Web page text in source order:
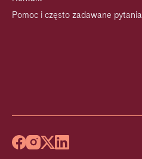
Pomoc i często zadawane pytania